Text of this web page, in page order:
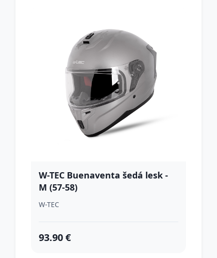
W-TEC Buenaventa šedá lesk -
M (57-58)
W-TEC
93.90 €